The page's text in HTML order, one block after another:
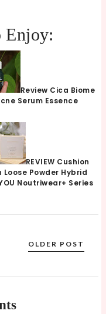
Enjoy:
Review Cica Biome
Serum Essence
REVIEW Cushion
Loose Powder Hybrid
Noutriwear+ Series
OLDER POST